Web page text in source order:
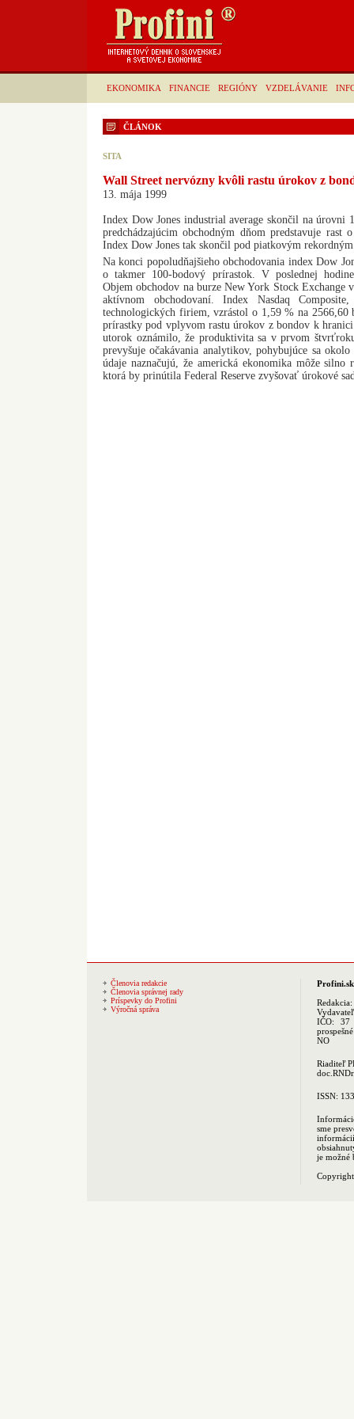
EKONOMIKA FINANCIE REGIÓNY VZDELÁVANIE
ČLÁNOK
SITA
Wall Street nervózny kvôli rastu úrokov z
13. mája 1999
Index Dow Jones industrial average skončil na úrovni
predchádzajúcim obchodným dňom predstavuje
Index Dow Jones tak skončil pod piatkovým
Na konci popoludňajšieho obchodovania index Dow
o takmer 100-bodový prírastok. V poslednej
Objem obchodov na burze New York Stock
aktívnom obchodovaní. Index Nasdaq
technologických firiem, vzrástol o 1,59 % na 2566,60
prírastky pod vplyvom rastu úrokov z bondov k
utorok oznámilo, že produktivita sa v prvom
prevyšuje očakávania analytikov, pohybujúce sa
údaje naznačujú, že americká ekonomika môže
ktorá by prinútila Federal Reserve zvyšovať úrokové
Členovia redakcie
Členovia správnej rady
Príspevky do Profini
Výročná správa
Profini.sk
Redakcia:
IČO: 37
NO
Riaditeľ
ISSN:
sme
je možné